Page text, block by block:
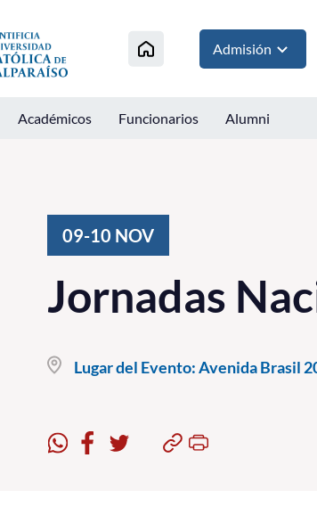
al contenido
Admisión
Académicos Funcionarios Alumni
09-10 NOV
Jornadas
Lugar del Evento:Avenida Brasil